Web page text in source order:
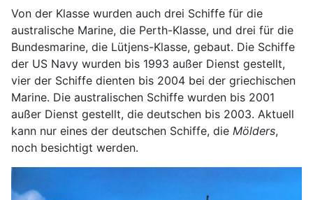
Von der Klasse wurden auch drei Schiffe für die
australische Marine, die Perth-Klasse, und drei für die
Bundesmarine, die Lütjens-Klasse, gebaut. Die Schiffe
der US Navy wurden bis 1993 außer Dienst gestellt,
vier der Schiffe dienten bis 2004 bei der griechischen
Marine. Die australischen Schiffe wurden bis 2001
außer Dienst gestellt, die deutschen bis 2003. Aktuell
kann nur eines der deutschen Schiffe, die Mölders,
noch besichtigt werden.